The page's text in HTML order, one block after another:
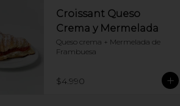
Croissant Queso
Crema y Mermelada
Queso crema + Mermelada de
Frambuesa
$4.990